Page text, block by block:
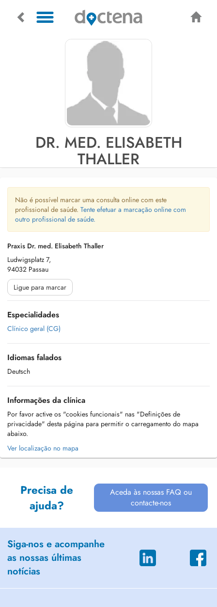
DR. MED. ELISABETH
THALLER
Não é possível marcar uma consulta online com este
profissional de saúde. Tente efetuar a marcação online com
outro profissional de saúde.
Praxis Dr. med. Elisabeth Thaller
Ludwigsplatz 7,
94032 Passau
Ligue para marcar
Especialidades
Clínico geral (CG)
Idiomas falados
Deutsch
Informações da clínica
Por favor active os "cookies funcionais" nas "Definições de
privacidade" desta página para permitir o carregamento do mapa
abaixo.
Ver localização no mapa
Precisa de
ajuda?
Aceda às nossas FAQ ou
contacte-nos
Siga-nos e acompanhe
as nossas últimas
notícias